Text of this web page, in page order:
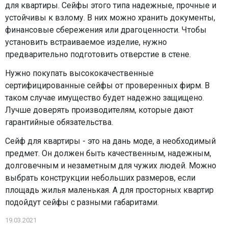
для квартиры. Сейфы этого типа надежные, прочные и
устойчивы к взлому. В них можно хранить документы,
финансовые сбережения или драгоценности. Чтобы
установить встраиваемое изделие, нужно
предварительно подготовить отверстие в стене.
Нужно покупать высококачественные
сертифицированные сейфы от проверенных фирм. В
таком случае имущество будет надежно защищено.
Лучше доверять производителям, которые дают
гарантийные обязательства.
Сейф для квартиры - это на дань моде, а необходимый
предмет. Он должен быть качественным, надежным,
долговечным и незаметным для чужих людей. Можно
выбрать конструкции небольших размеров, если
площадь жилья маленькая. А для просторных квартир
подойдут сейфы с разными габаритами.
19.03.2021